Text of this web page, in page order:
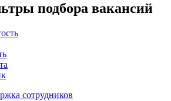
подбора вакансий
сотрудников